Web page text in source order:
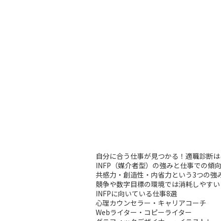
自分に合う仕事が見つかる！適職診断
INFP（媒介者型）の強みと仕事での傾向
共感力・創造性・内省力という3つの強
競争や数字目標の環境では消耗しやすい
INFPに向いている仕事8選
心理カウンセラー・キャリアコーチ
Webライター・コピーライター